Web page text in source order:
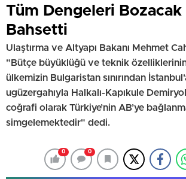
Tüm Dengeleri
Bahsetti
Ulaştırma ve Altyapı Bakanı Mehmet
"Bütçe büyüklüğü ve teknik özelliklerinin
ülkemizin Bulgaristan sınırından
ugüzergahıyla Halkalı-Kapıkule
coğrafi olarak Türkiye’nin AB’ye
simgelemektedir" dedi.
0 0